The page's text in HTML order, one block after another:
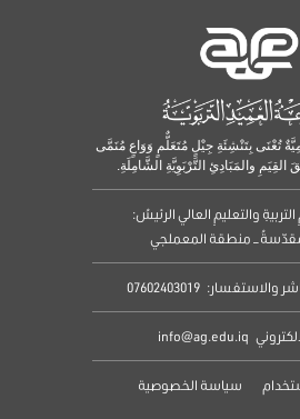
تُعْنَى بِتَنْشِئَةِ جِيْلٍ مُتَعَلٌّمٍ وَوَاعٍ مُنَمَّى
والمَبَادِئِ التَّرْبَوِيَّةِ الشَّامِلَةِ.
والتعليمِ العالي الرئيسُ:
– منطقة المعملجي
والاستفسار: 07602403019
info@ag.edu.iq
سياسة الخصوصية